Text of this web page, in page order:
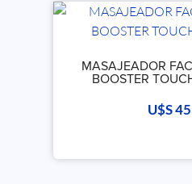
MASAJEADOR
BOOSTER
U$S45